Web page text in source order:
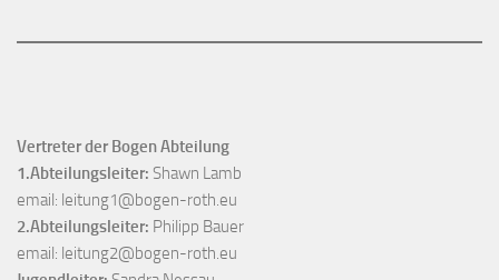
Vertreter der Bogen Abteilung
1.Abteilungsleiter: Shawn Lamb
email: leitung1@bogen-roth.eu
2.Abteilungsleiter: Philipp Bauer
email: leitung2@bogen-roth.eu